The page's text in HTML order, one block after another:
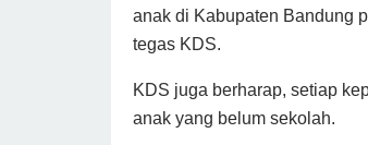
anak di Kabupaten Bandung
tegas KDS.
KDS juga berharap, setiap
anak yang belum sekolah.